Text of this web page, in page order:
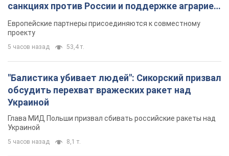
санкциях против России и поддержке аграриев.
Видео
Европейские партнеры присоединяются к совместному
проекту
5 часов назад 53,4 т.
"Балистика убивает людей": Сикорский призвал
обсудить перехват вражеских ракет над
Украиной
Глава МИД Польши призвал сбивать российские ракеты над
Украиной
5 часов назад 8,1 т.